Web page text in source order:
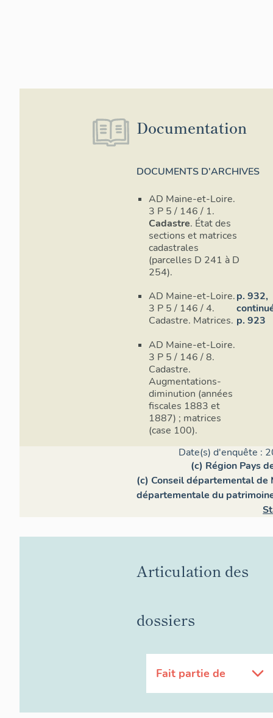
Documentation
DOCUMENTS D'ARCHIVES
AD Maine-et-Loire.
3 P 5 / 146 / 1.
Cadastre. État des
sections et matrices
cadastrales
(parcelles D 241 à D
254).
AD Maine-et-Loire.
3 P 5 / 146 / 4.
Cadastre. Matrices.
p. 932,
p. 923
AD Maine-et-Loire.
3 P 5 / 146 / 8.
Cadastre.
Augmentations-
diminution (années
fiscales 1883 et
1887) ; matrices
(case 100).
Date(s) d'enquête :
(c) Région Pays
(c) Conseil départemental
départementale du
Articulation des
dossiers
Fait partie de